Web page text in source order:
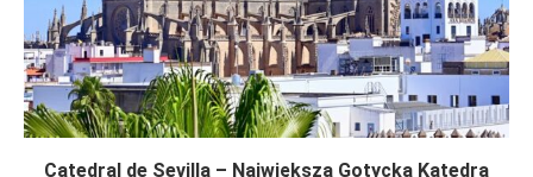
Catedral de Sevilla – Największa Gotycka Katedra